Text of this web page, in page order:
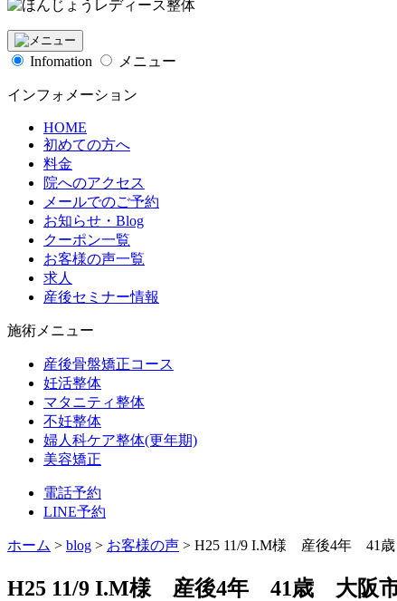
Infomation メニュー
インフォメーション
HOME
初めての方へ
料金
院へのアクセス
メールでのご予約
お知らせ・Blog
クーポン一覧
お客様の声一覧
求人
産後セミナー情報
施術メニュー
産後骨盤矯正コース
妊活整体
マタニティ整体
不妊整体
婦人科ケア整体(更年期)
美容矯正
電話予約
LINE予約
ホーム > blog > お客様の声 > H25 11/9 I.M様 産後4年 41
H25 11/9 I.M様 産後4年 41歳 大阪